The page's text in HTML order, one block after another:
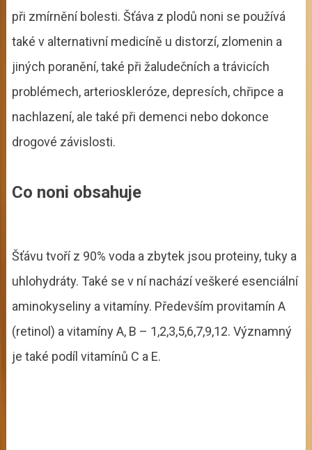
při zmírnění bolesti. Šťáva z plodů noni se používá
také v alternativní medicíně u distorzí, zlomenin a
jiných poranění, také při žaludečních a trávicích
problémech, arterioskleróze, depresích, chřipce a
nachlazení, ale také při demenci nebo dokonce
drogové závislosti.
Co noni obsahuje
Šťávu tvoří z 90% voda a zbytek jsou proteiny, tuky a
uhlohydráty. Také se v ní nachází veškeré esenciální
aminokyseliny a vitamíny. Především provitamín A
(retinol) a vitamíny A, B – 1,2,3,5,6,7,9,12. Významný
je také podíl vitamínů C a E.